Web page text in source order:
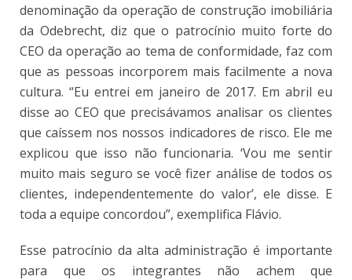
denominação da operação de construção imobiliária
da Odebrecht, diz que o patrocínio muito forte do
CEO da operação ao tema de conformidade, faz com
que as pessoas incorporem mais facilmente a nova
cultura. “Eu entrei em janeiro de 2017. Em abril eu
disse ao CEO que precisávamos analisar os clientes
que caíssem nos nossos indicadores de risco. Ele me
explicou que isso não funcionaria. ‘Vou me sentir
muito mais seguro se você fizer análise de todos os
clientes, independentemente do valor’, ele disse. E
toda a equipe concordou”, exemplifica Flávio.
Esse patrocínio da alta administração é importante
para que os integrantes não achem que